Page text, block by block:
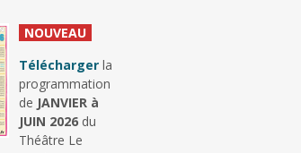
NOUVEAU
Télécharger la
programmation
de JANVIER à
JUIN 2026 du
Théâtre Le